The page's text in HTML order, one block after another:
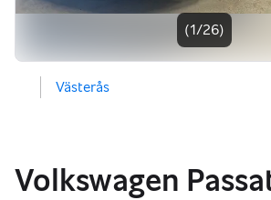
(1/26)
Västerås
Volkswagen